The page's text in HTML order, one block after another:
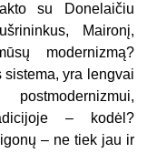
su Donelaičiu
Maironį,
modernizmą?
sistema, yra lengvai
– kodėl?
– ne tiek jau ir